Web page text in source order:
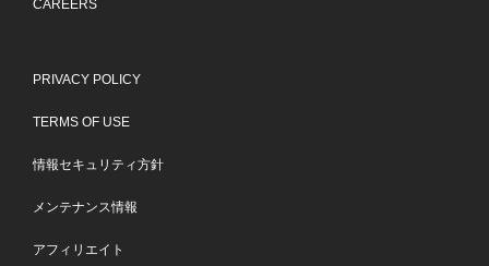
CAREERS
PRIVACY POLICY
TERMS OF USE
情報セキュリティ方針
メンテナンス情報
アフィリエイト